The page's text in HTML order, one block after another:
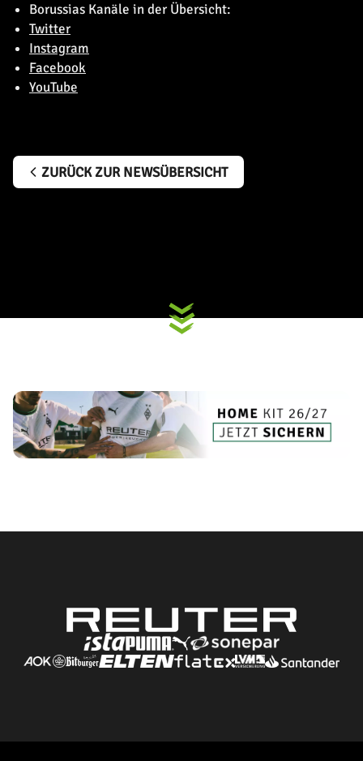
Borussias Kanäle in der Übersicht:
Twitter
Instagram
Facebook
YouTube
ZURÜCK ZUR NEWSÜBERSICHT